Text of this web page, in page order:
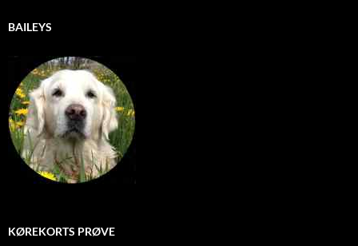
BAILEYS
KØREKORTS PRØVE